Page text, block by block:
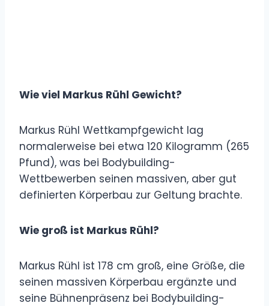
Wie viel Markus Rühl Gewicht?
Markus Rühl Wettkampfgewicht lag
normalerweise bei etwa 120 Kilogramm (265
Pfund), was bei Bodybuilding-
Wettbewerben seinen massiven, aber gut
definierten Körperbau zur Geltung brachte.
Wie groß ist Markus Rühl?
Markus Rühl ist 178 cm groß, eine Größe, die
seinen massiven Körperbau ergänzte und
seine Bühnenpräsenz bei Bodybuilding-